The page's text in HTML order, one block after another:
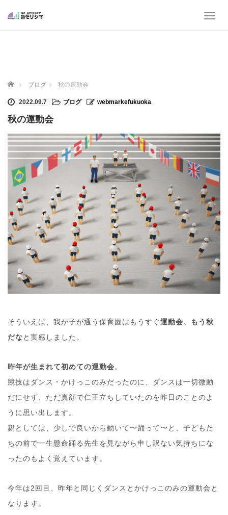
T
t
i
o
n
ホーム ブログ 秋の運動会
2022.09.7 ブログ webmarkefukuoka
秋の運動会
そういえば、我が子が通う保育園はもうすぐ運動会。
もう秋
だなと実感しました。
昨年が生まれて初めての運動会。
競技はダンス・かけっこのみだったのに、ダンスは一切微動
だにせず、ただ真顔で仁王立ちしていたのを昨日のことのよ
うに思い出します。
親としては、少しで良いから動いて〜踊って〜と、子どもた
ちの前で一生懸命踊る先生を見ながら申し訳ない気持ちにな
ったのもよく覚えています。
今年は2回目、昨年と同じくダンスとかけっこのみの運動会と
なります。